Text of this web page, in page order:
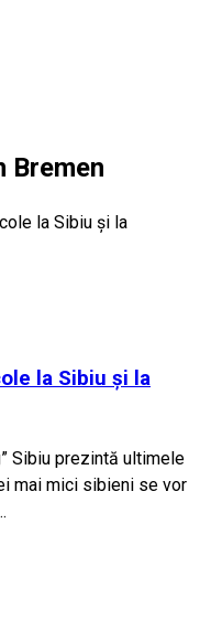
Bremen
la Sibiu și la
Sibiu prezintă ultimele
mai mici sibieni se vor